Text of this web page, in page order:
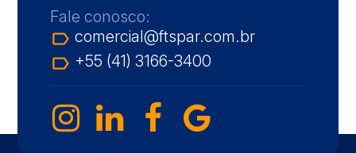
Fale conosco:
label_outline comercial@ftspar.com.br
label_outline +55 (41) 3166-3400